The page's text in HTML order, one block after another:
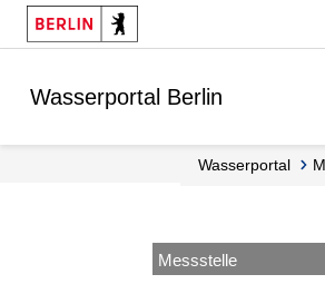
Springe zur Navigation
Springe zum Inhalt
Wasserportal Berlin
Wasserportal
Messstelle